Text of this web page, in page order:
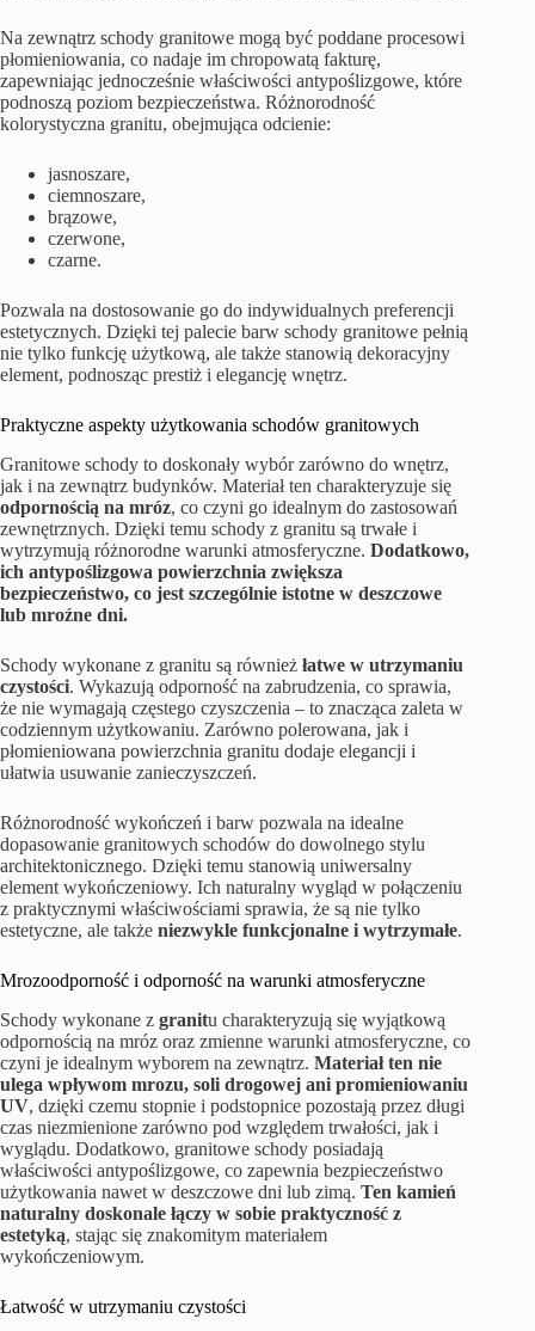
Na zewnątrz schody granitowe mogą być poddane procesowi
płomieniowania, co nadaje im chropowatą fakturę,
zapewniając jednocześnie właściwości antypoślizgowe, które
podnoszą poziom bezpieczeństwa. Różnorodność
kolorystyczna granitu, obejmująca odcienie:
jasnoszare,
ciemnoszare,
brązowe,
czerwone,
czarne.
Pozwala na dostosowanie go do indywidualnych preferencji
estetycznych. Dzięki tej palecie barw schody granitowe pełnią
nie tylko funkcję użytkową, ale także stanowią dekoracyjny
element, podnosząc prestiż i elegancję wnętrz.
Praktyczne aspekty użytkowania schodów granitowych
Granitowe schody to doskonały wybór zarówno do wnętrz,
jak i na zewnątrz budynków. Materiał ten charakteryzuje się
odpornością na mróz, co czyni go idealnym do zastosowań
zewnętrznych. Dzięki temu schody z granitu są trwałe i
wytrzymują różnorodne warunki atmosferyczne. Dodatkowo,
ich antypoślizgowa powierzchnia zwiększa
bezpieczeństwo, co jest szczególnie istotne w deszczowe
lub mroźne dni.
Schody wykonane z granitu są również łatwe w utrzymaniu
czystości. Wykazują odporność na zabrudzenia, co sprawia,
że nie wymagają częstego czyszczenia – to znacząca zaleta w
codziennym użytkowaniu. Zarówno polerowana, jak i
płomieniowana powierzchnia granitu dodaje elegancji i
ułatwia usuwanie zanieczyszczeń.
Różnorodność wykończeń i barw pozwala na idealne
dopasowanie granitowych schodów do dowolnego stylu
architektonicznego. Dzięki temu stanowią uniwersalny
element wykończeniowy. Ich naturalny wygląd w połączeniu
z praktycznymi właściwościami sprawia, że są nie tylko
estetyczne, ale także niezwykle funkcjonalne i wytrzymałe.
Mrozoodporność i odporność na warunki atmosferyczne
Schody wykonane z granitu charakteryzują się wyjątkową
odpornością na mróz oraz zmienne warunki atmosferyczne, co
czyni je idealnym wyborem na zewnątrz. Materiał ten nie
ulega wpływom mrozu, soli drogowej ani promieniowaniu
UV, dzięki czemu stopnie i podstopnice pozostają przez długi
czas niezmienione zarówno pod względem trwałości, jak i
wyglądu. Dodatkowo, granitowe schody posiadają
właściwości antypoślizgowe, co zapewnia bezpieczeństwo
użytkowania nawet w deszczowe dni lub zimą. Ten kamień
naturalny doskonale łączy w sobie praktyczność z
estetyką, stając się znakomitym materiałem
wykończeniowym.
Łatwość w utrzymaniu czystości